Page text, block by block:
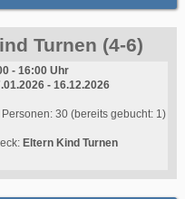
Turnen (4-6)
- 16:00 Uhr
- 16.12.2026
Personen: 30 (bereits gebucht: 1)
Eltern Kind Turnen